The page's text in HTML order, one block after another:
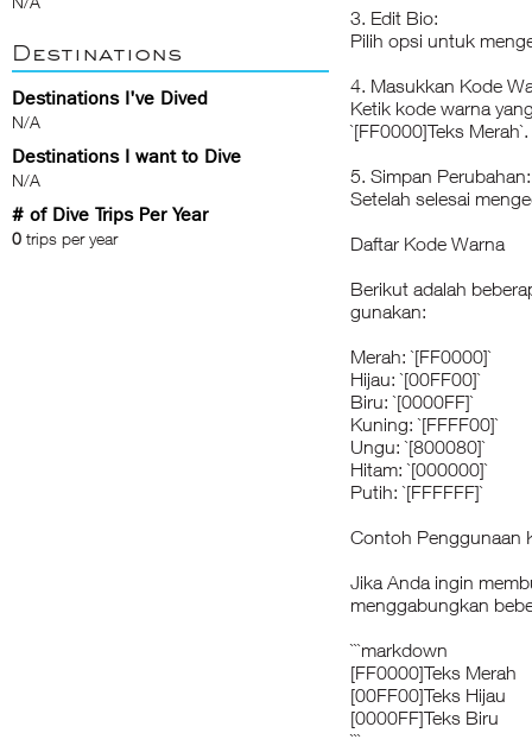
Destinations
Destinations I've Dived
N/A
Destinations I want to Dive
N/A
# of Dive Trips Per Year
0 trips per year
3. Edit Bio:
Pilih opsi untuk
4. Masukkan Kode
Ketik kode warna
`[FF0000]Teks
5. Simpan Perubahan:
Setelah selesai
Daftar Kode Warna
Berikut adalah
gunakan:
Merah: `[FF0000]`
Hijau: `[00FF00]`
Biru: `[0000FF]`
Kuning: `[FFFF00]`
Ungu: `[800080]`
Hitam: `[000000]`
Putih: `[FFFFFF]`
Contoh Penggunaan
Jika Anda ingin
menggabungkan
```markdown
[FF0000]Teks Merah
[00FF00]Teks Hijau
[0000FF]Teks Biru
```